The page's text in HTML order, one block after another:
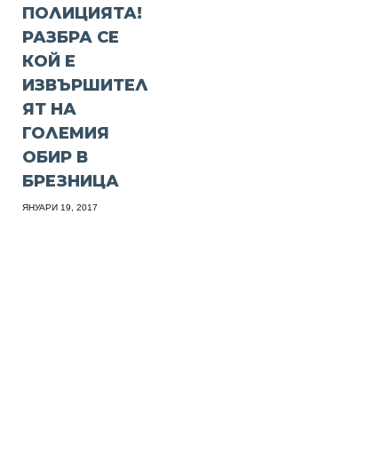
ПОЛИЦИЯТА!
РАЗБРА СЕ
КОЙ Е
ИЗВЪРШИТЕЛ
ЯТ НА
ГОЛЕМИЯ
ОБИР В
БРЕЗНИЦА
ЯНУАРИ 19, 2017